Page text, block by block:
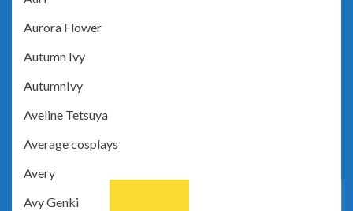
Aurora Flower
Autumn Ivy
AutumnIvy
Aveline Tetsuya
Average cosplays
Avery
Avy Genki